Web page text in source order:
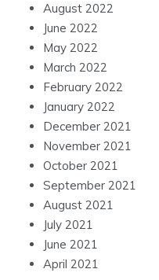
August 2022
June 2022
May 2022
March 2022
February 2022
January 2022
December 2021
November 2021
October 2021
September 2021
August 2021
July 2021
June 2021
April 2021